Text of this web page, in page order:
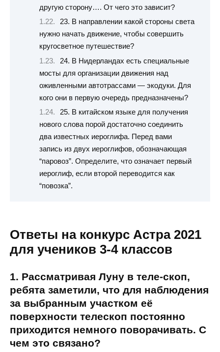
другую сторону…. От чего это зависит?
23. В направлении какой стороны света
нужно начать движение, чтобы совершить
кругосветное путешествие?
24. В Нидерландах есть специальные
мосты для организации движения над
оживленными автотрассами — экодуки. Для
кого они в первую очередь предназначены?
25. В китайском языке для получения
нового слова порой достаточно соединить
два известных иероглифа. Перед вами
запись из двух иероглифов, обозначающая
“паровоз”. Определите, что означает первый
иероглиф, если второй переводится как
“повозка”.
Ответы на конкурс Астра 2021
для учеников 3-4 классов
1. Рассматривая Луну в теле-скоп,
ребята заметили, что для наблюдения
за выбранным участком её
поверхности телескоп постоянно
приходится немного поворачивать. С
чем это связано?